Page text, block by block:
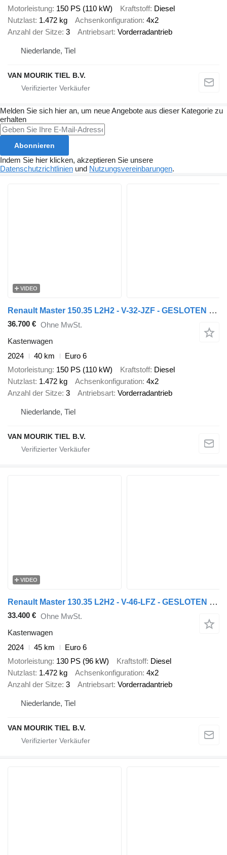
Motorleistung 150 PS (110 kW) Kraftstoff Diesel
Nutzlast 1.472 kg Achsenkonfiguration 4x2
Anzahl der Sitze 3 Antriebsart Vorderradantrieb
Niederlande, Tiel
VAN MOURIK TIEL B.V.
Melden Sie sich hier an, um neue Angebote aus dieser Kategorie zu
erhalten
Abonnieren
Indem Sie hier klicken, akzeptieren Sie unsere
Datenschutzrichtlinien und Nutzungsvereinbarungen.
VIDEO
Renault Master 150.35 L2H2 - V-32-JZF - GESLOTEN - GRIJS ASFALT METALLIC
36.700 € Ohne MwSt.
Kastenwagen
2024
40 km
Euro 6
Motorleistung 150 PS (110 kW) Kraftstoff Diesel
Nutzlast 1.472 kg Achsenkonfiguration 4x2
Anzahl der Sitze 3 Antriebsart Vorderradantrieb
Niederlande, Tiel
VAN MOURIK TIEL B.V.
VIDEO
Renault Master 130.35 L2H2 - V-46-LFZ - GESLOTEN WIT - EURO 6 - BPM VRIJ
33.400 € Ohne MwSt.
Kastenwagen
2024
45 km
Euro 6
Motorleistung 130 PS (96 kW) Kraftstoff Diesel
Nutzlast 1.472 kg Achsenkonfiguration 4x2
Anzahl der Sitze 3 Antriebsart Vorderradantrieb
Niederlande, Tiel
VAN MOURIK TIEL B.V.